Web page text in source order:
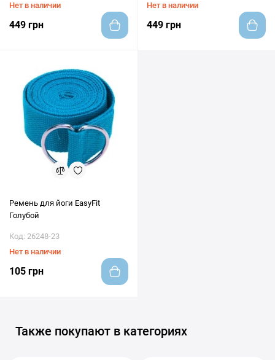
Нет в наличии
449 грн
Нет в наличии
449 грн
Ремень для йоги EasyFit
Голубой
Код: 26248-23
Нет в наличии
105 грн
Также покупают в категориях